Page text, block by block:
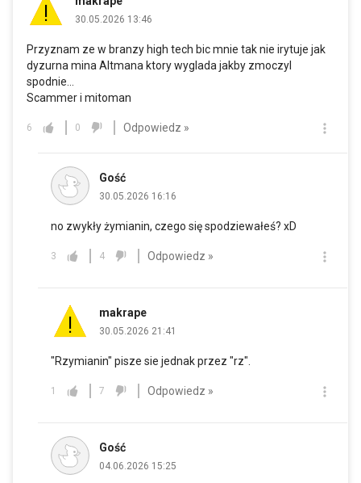
30.05.2026 13:46
Przyznam ze w branzy high tech bic mnie tak nie irytuje jak
dyzurna mina Altmana ktory wyglada jakby zmoczyl
spodnie...
Scammer i mitoman
6 0 Odpowiedz »
Gość
30.05.2026 16:16
no zwykły żymianin, czego się spodziewałeś? xD
3 4 Odpowiedz »
makrape
30.05.2026 21:41
"Rzymianin" pisze sie jednak przez "rz".
1 7 Odpowiedz »
Gość
04.06.2026 15:25